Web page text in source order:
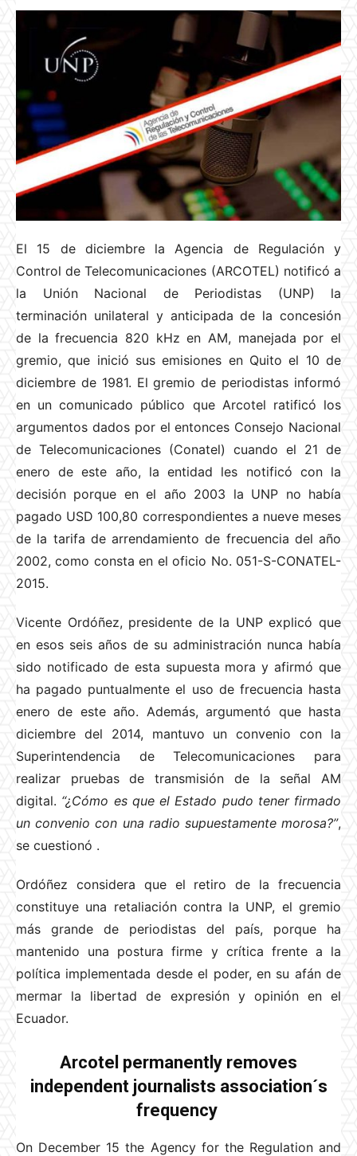
El 15 de diciembre la Agencia de Regulación y
Control de Telecomunicaciones (ARCOTEL) notificó a
la Unión Nacional de Periodistas (UNP) la
terminación unilateral y anticipada de la concesión
de la frecuencia 820 kHz en AM, manejada por el
gremio, que inició sus emisiones en Quito el 10 de
diciembre de 1981. El gremio de periodistas informó
en un comunicado público que Arcotel ratificó los
argumentos dados por el entonces Consejo Nacional
de Telecomunicaciones (Conatel) cuando el 21 de
enero de este año, la entidad les notificó con la
decisión porque en el año 2003 la UNP no había
pagado USD 100,80 correspondientes a nueve meses
de la tarifa de arrendamiento de frecuencia del año
2002, como consta en el oficio No. 051-S-CONATEL-
2015.
Vicente Ordóñez, presidente de la UNP explicó que
en esos seis años de su administración nunca había
sido notificado de esta supuesta mora y afirmó que
ha pagado puntualmente el uso de frecuencia hasta
enero de este año. Además, argumentó que hasta
diciembre del 2014, mantuvo un convenio con la
Superintendencia de Telecomunicaciones para
realizar pruebas de transmisión de la señal AM
digital. “¿Cómo es que el Estado pudo tener firmado
un convenio con una radio supuestamente morosa?”,
se cuestionó .
Ordóñez considera que el retiro de la frecuencia
constituye una retaliación contra la UNP, el gremio
más grande de periodistas del país, porque ha
mantenido una postura firme y crítica frente a la
política implementada desde el poder, en su afán de
mermar la libertad de expresión y opinión en el
Ecuador.
Arcotel permanently removes
independent journalists association´s
frequency
On December 15 the Agency for the Regulation and